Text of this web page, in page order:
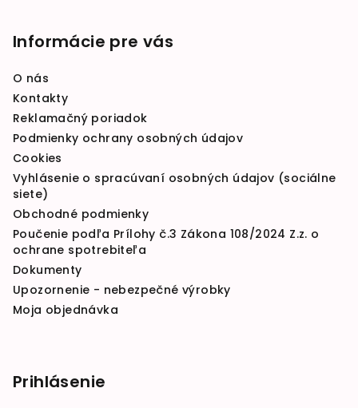
Informácie pre vás
O nás
Kontakty
Reklamačný poriadok
Podmienky ochrany osobných údajov
Cookies
Vyhlásenie o spracúvaní osobných údajov (sociálne
siete)
Obchodné podmienky
Poučenie podľa Prílohy č.3 Zákona 108/2024 Z.z. o
ochrane spotrebiteľa
Dokumenty
Upozornenie - nebezpečné výrobky
Moja objednávka
Prihlásenie